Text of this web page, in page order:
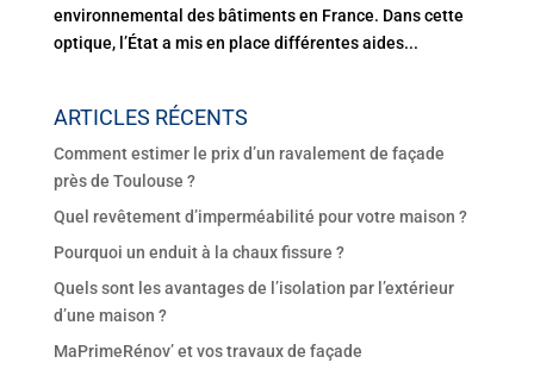
environnemental des bâtiments en France. Dans cette
optique, l’État a mis en place différentes aides...
ARTICLES RÉCENTS
Comment estimer le prix d’un ravalement de façade
près de Toulouse ?
Quel revêtement d’imperméabilité pour votre maison ?
Pourquoi un enduit à la chaux fissure ?
Quels sont les avantages de l’isolation par l’extérieur
d’une maison ?
MaPrimeRénov’ et vos travaux de façade